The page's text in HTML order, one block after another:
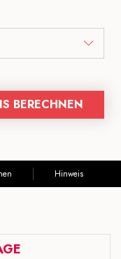
BERECHNEN
Hinweis